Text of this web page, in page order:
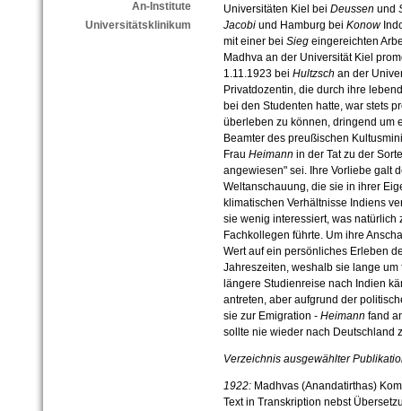
An-Institute
Universitätsklinikum
Universitäten Kiel bei Deussen und
Jacobiund Hamburg bei Konow
mit einer bei Siegeingereichten
Madhva an der Universität Kiel
1.11.1923 bei Hultzsch an der
Privatdozentin, die durch ihre
bei den Studenten hatte, war stets
überleben zu können, dringend um
Beamter des preußischen
Frau Heimann in der Tat zu der
angewiesen" sei. Ihre Vorliebe galt
Weltanschauung, die sie in ihrer
klimatischen Verhältnisse Indiens
sie wenig interessiert, was
Fachkollegen führte. Um ihre
Wert auf ein persönliches Erleben
Jahreszeiten, weshalb sie lange
längere Studienreise nach Indien
antreten, aber aufgrund der
sie zur Emigration - Heimann fand
sollte nie wieder nach Deutschland
Verzeichnis ausgewählter
1922:Madhvas (Anandatirthas)
Text in Transkription nebst